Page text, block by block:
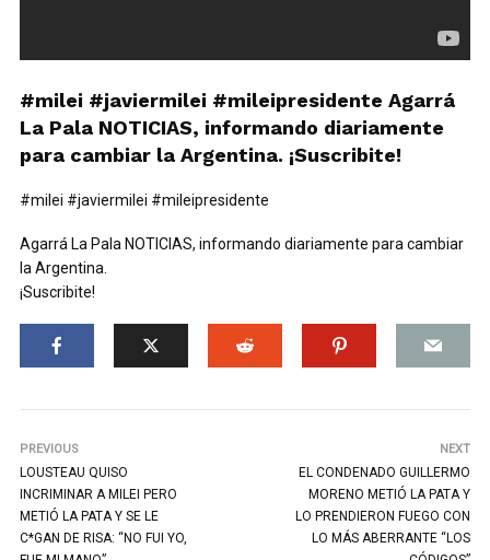
#milei #javiermilei #mileipresidente Agarrá
La Pala NOTICIAS, informando diariamente
para cambiar la Argentina. ¡Suscribite!
#milei #javiermilei #mileipresidente
Agarrá La Pala NOTICIAS, informando diariamente para cambiar
la Argentina.
¡Suscribite!
PREVIOUS
LOUSTEAU QUISO
INCRIMINAR A MILEI PERO
METIÓ LA PATA Y SE LE
C*GAN DE RISA: “NO FUI YO,
NEXT
EL CONDENADO GUILLERMO
MORENO METIÓ LA PATA Y
LO PRENDIERON FUEGO CON
LO MÁS ABERRANTE “LOS